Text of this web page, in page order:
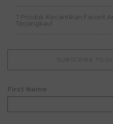
7 Produk Kecantikan Favorit
Terjangkau!
SUBSCRIBE TO